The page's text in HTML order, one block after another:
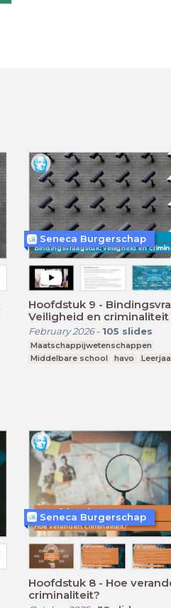
Hoofdstuk 9 -
Veiligheid en criminaliteit
February 2026- 105 slides
Maatschappijwetenschappen
Middelbare school
havo
Seneca Burgerschap
Hoofdstuk 8 - Hoe
criminaliteit?
Seneca Burgerschap